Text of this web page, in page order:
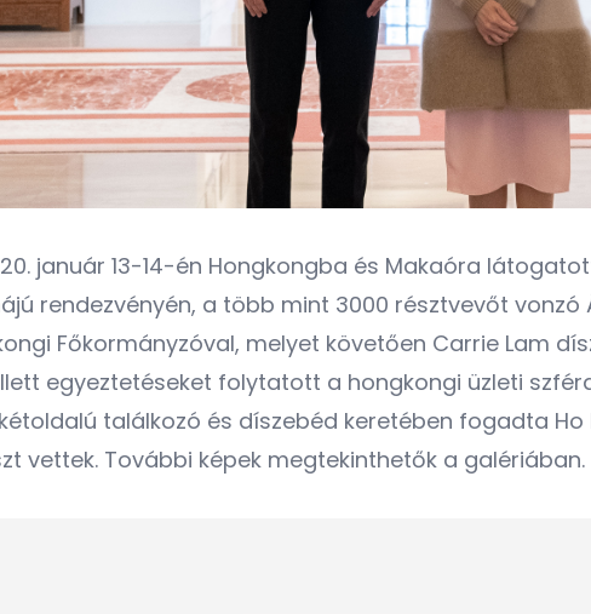
január 13-14-én Hongkongba és Makaóra
rendezvényén, a több mint 3000 résztvevőt vonzó
Főkormányzóval, melyet követően Carrie Lam
egyeztetéseket folytatott a hongkongi üzleti
találkozó és díszebéd keretében fogadta
vettek. További képek megtekinthetők a galériában.